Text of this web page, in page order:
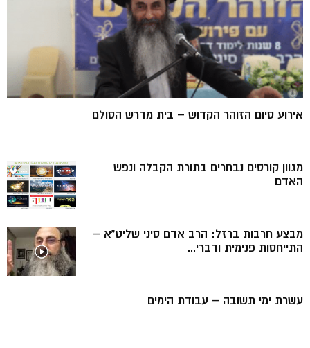
אירוע סיום הזוהר הקדוש – בית מדרש הסולם
מגוון קורסים נבחרים בתורת הקבלה ונפש
האדם
מבצע חרבות ברזל: הרב אדם סיני שליט”א –
התייחסות פנימית ודברי...
עשרת ימי תשובה – עבודת הימים